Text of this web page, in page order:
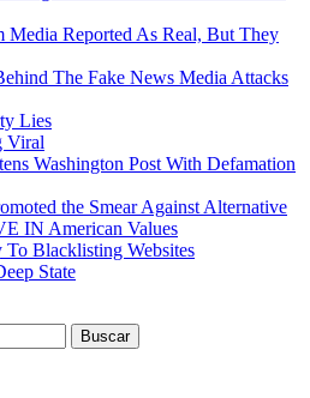
Media Reported As Real, But They
The Fake News Media Attacks
Lies
Viral
Washington Post With Defamation
the Smear Against Alternative
IN American Values
Blacklisting Websites
State